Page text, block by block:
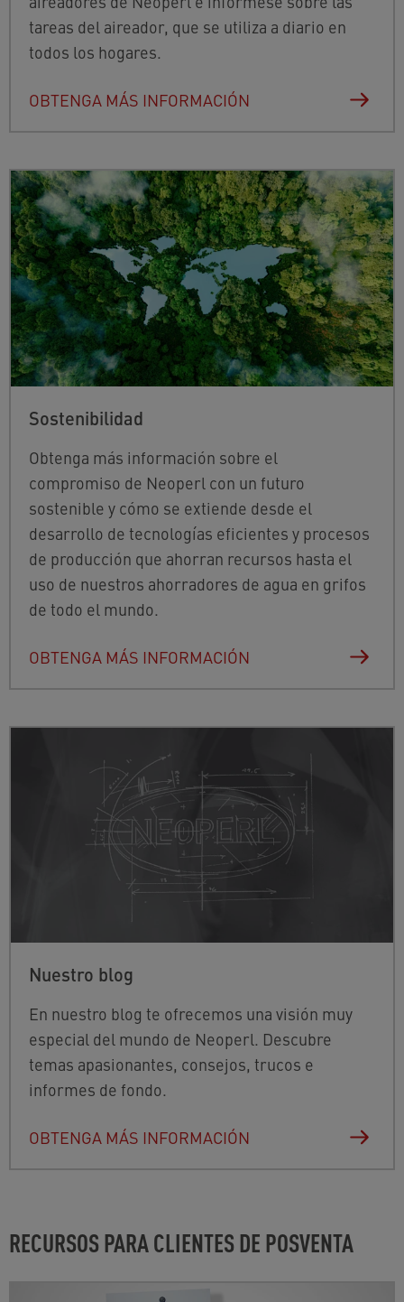
tareas del aireador, que se utiliza a diario en
todos los hogares.
OBTENGA MÁS INFORMACIÓN
Sostenibilidad
Obtenga más información sobre el
compromiso de Neoperl con un futuro
sostenible y cómo se extiende desde el
desarrollo de tecnologías eficientes y procesos
de producción que ahorran recursos hasta el
uso de nuestros ahorradores de agua en grifos
de todo el mundo.
OBTENGA MÁS INFORMACIÓN
Nuestro blog
En nuestro blog te ofrecemos una visión muy
especial del mundo de Neoperl. Descubre
temas apasionantes, consejos, trucos e
informes de fondo.
OBTENGA MÁS INFORMACIÓN
RECURSOS PARA CLIENTES DE POSVENTA